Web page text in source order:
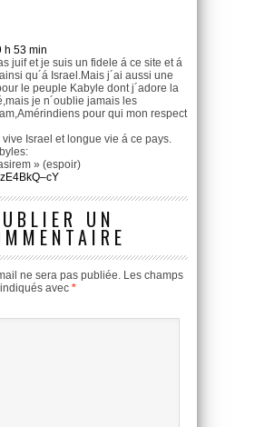
h 53 min
juif et je suis un fidele á ce site et á
qu´á Israel.Mais j´ai aussi une
le peuple Kabyle dont j´adore la
je n´oublie jamais les
pour qui mon respect
vive Israel et longue vie á ce pays.
» (espoir)
UN
ne sera pas publiée. Les champs
avec *